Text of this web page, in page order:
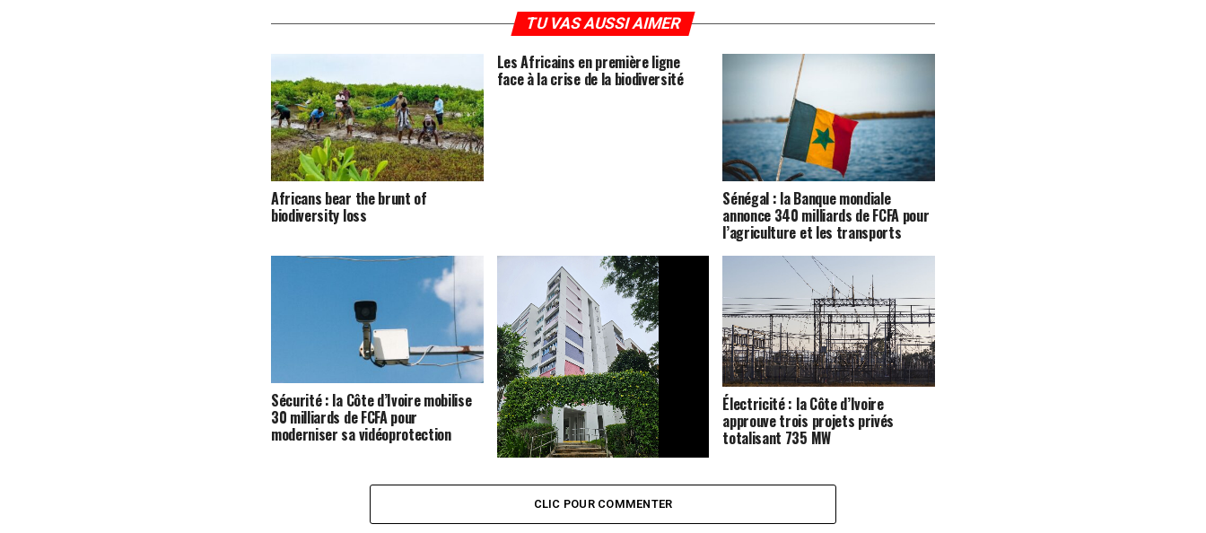
TU VAS AUSSI AIMER
Africans bear the brunt of
biodiversity loss
Les Africains en première ligne
face à la crise de la biodiversité
Sénégal : la Banque mondiale
annonce 340 milliards de FCFA pour
l’agriculture et les transports
Sécurité : la Côte d’Ivoire mobilise
30 milliards de FCFA pour
moderniser sa vidéoprotection
Logement : la Côte d’Ivoire mobilise
42 milliards de FCFA pour
construire 840 unités à Bouaké
Électricité : la Côte d’Ivoire
approuve trois projets privés
totalisant 735 MW
CLIC POUR COMMENTER